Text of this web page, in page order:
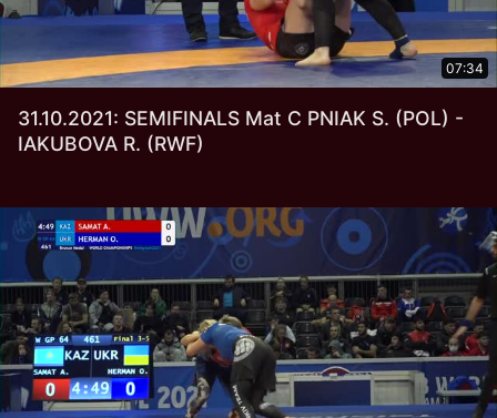
07:34
31.10.2021: SEMIFINALS Mat C PNIAK S. (POL) -
IAKUBOVA R. (RWF)